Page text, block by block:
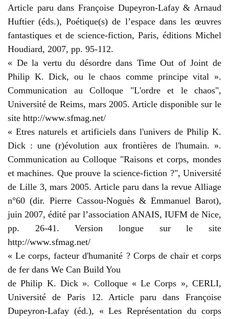
Article paru dans Françoise Dupeyron-Lafay & Arnaud
Huftier (éds.), Poétique(s) de l’espace dans les œuvres
fantastiques et de science-fiction, Paris, éditions Michel
Houdiard, 2007, pp. 95-112.
« De la vertu du désordre dans Time Out of Joint de
Philip K. Dick, ou le chaos comme principe vital ».
Communication au Colloque "L'ordre et le chaos",
Université de Reims, mars 2005. Article disponible sur le
site http://www.sfmag.net/
« Etres naturels et artificiels dans l'univers de Philip K.
Dick : une (r)évolution aux frontières de l'humain. ».
Communication au Colloque "Raisons et corps, mondes
et machines. Que prouve la science-fiction ?", Université
de Lille 3, mars 2005. Article paru dans la revue Alliage
n°60 (dir. Pierre Cassou-Noguès & Emmanuel Barot),
juin 2007, édité par l’association ANAIS, IUFM de Nice,
pp. 26-41. Version longue sur le site
http://www.sfmag.net/
« Le corps, facteur d'humanité ? Corps de chair et corps
de fer dans We Can Build You
de Philip K. Dick ». Colloque « Le Corps », CERLI,
Université de Paris 12. Article paru dans Françoise
Dupeyron-Lafay (éd.), « Les Représentation du corps